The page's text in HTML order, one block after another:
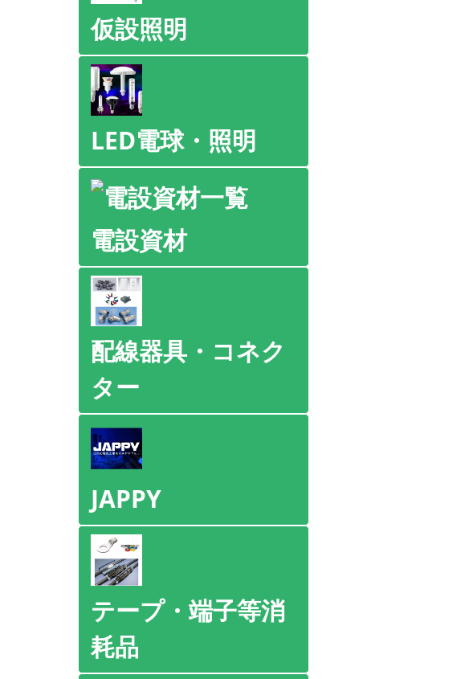
仮設照明
LED電球・照明
電設資材
配線器具・コネク
ター
JAPPY
テープ・端子等消
耗品